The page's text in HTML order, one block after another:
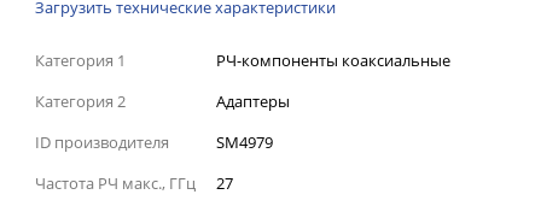
Загрузить технические характеристики
Категория 1
РЧ-компоненты коаксиальные
Категория 2
Адаптеры
ID производителя
SM4979
Частота РЧ макс., ГГц
27